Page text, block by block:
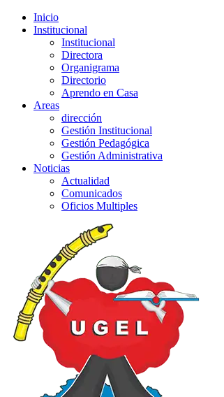
Inicio
Institucional
Institucional
Directora
Organigrama
Directorio
Aprendo en Casa
Areas
dirección
Gestión Institucional
Gestión Pedagógica
Gestión Administrativa
Noticias
Actualidad
Comunicados
Oficios Multiples